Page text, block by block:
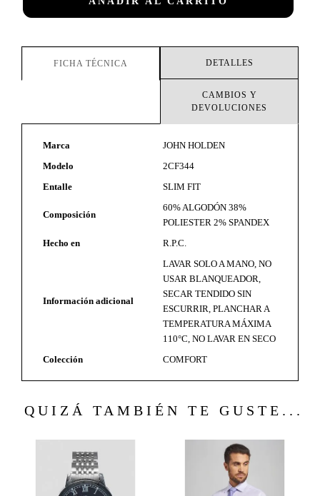
FICHA TÉCNICA DETALLES
CAMBIOS Y
DEVOLUCIONES
Marca
JOHN HOLDEN
Modelo
2CF344
Entalle
SLIM FIT
Composición
60% ALGODÓN 38%
POLIESTER 2% SPANDEX
Hecho en
R.P.C.
Información adicional
LAVAR SOLO A MANO, NO
USAR BLANQUEADOR,
SECAR TENDIDO SIN
ESCURRIR, PLANCHAR A
TEMPERATURA MÁXIMA
110°C, NO LAVAR EN SECO
Colección
COMFORT
QUIZÁ TAMBIÉN TE GUSTE...